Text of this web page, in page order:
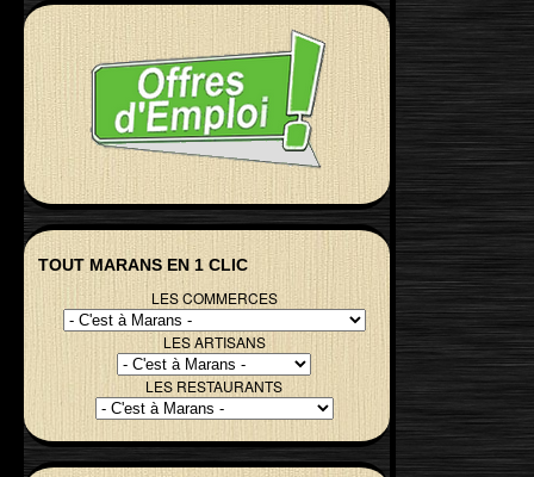
TOUT MARANS EN 1 CLIC
LES COMMERCES
LES ARTISANS
LES RESTAURANTS